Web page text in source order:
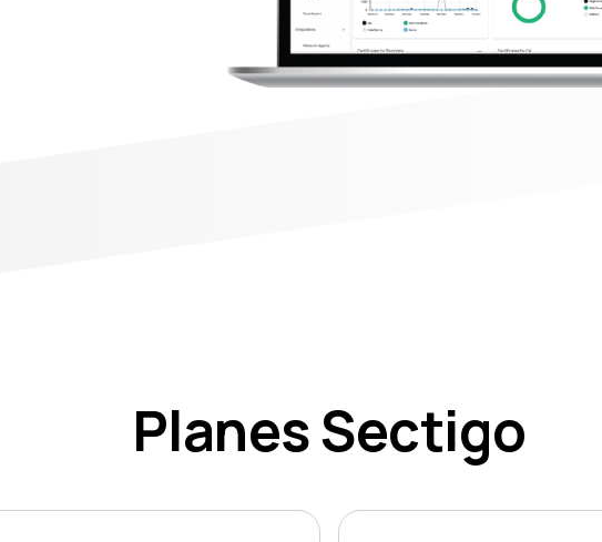
Planes Sectigo